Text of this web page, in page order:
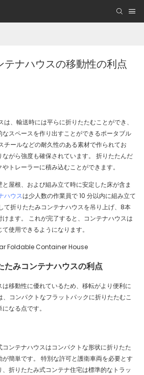
ナハウスの移動性の利点
、輸送時には平らに折りたたむことができ、
スペースを作り出すことができるポータブル
チールなどの耐久性のある素材で作られてお
がら強度も確保されています。 折りたたんだ
トレーラーに積み込むことができます。
屋根、および組み立て時に安定した床が含ま
ハウスは少人数の作業員で 10 分以内に組み立て
て折りたたみコンテナハウスを吊り上げ、8本
ます。 これが完了すると、コンテナハウスは
使用できるようになります。
たみコンテナハウスの利点
移動性に優れているため、移転がより便利に
、コンパクトなフラットパックに折りたたむこ
なる点です。
ンテナハウスはコンパクトな形状に折りたた
簡単です。 特別な許可と護衛車両を必要とす
折りたたみ式コンテナ住宅は標準的なトラッ